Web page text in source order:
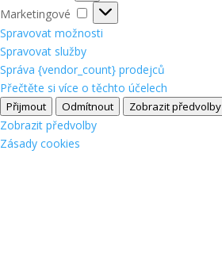
Marketingové
Marketingové
Spravovat možnosti
Spravovat služby
Správa {vendor_count} prodejců
Přečtěte si více o těchto účelech
Přijmout Odmítnout Zobrazit předvolby
Zobrazit předvolby
Zásady cookies